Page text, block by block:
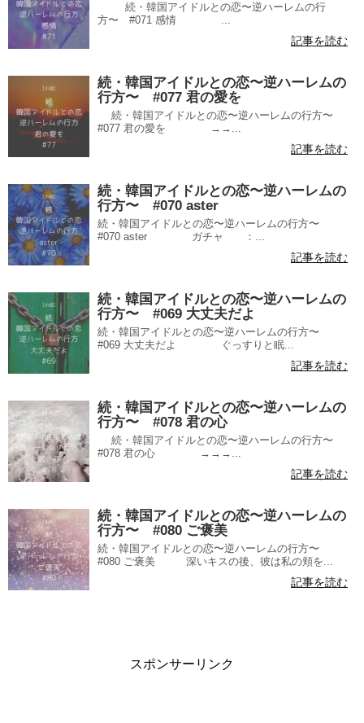
続・韓国アイドルとの恋〜逆ハーレムの行
方〜 #071 感情 ...
記事を読む
続・韓国アイドルとの恋〜逆ハーレムの
行方〜 #077 君の愛を
続・韓国アイドルとの恋〜逆ハーレムの行方〜
#077 君の愛を →→...
記事を読む
続・韓国アイドルとの恋〜逆ハーレムの
行方〜 #070 aster
続・韓国アイドルとの恋〜逆ハーレムの行方〜
#070 aster ガチャ ：...
記事を読む
続・韓国アイドルとの恋〜逆ハーレムの
行方〜 #069 大丈夫だよ
続・韓国アイドルとの恋〜逆ハーレムの行方〜
#069 大丈夫だよ ぐっすりと眠...
記事を読む
続・韓国アイドルとの恋〜逆ハーレムの
行方〜 #078 君の心
続・韓国アイドルとの恋〜逆ハーレムの行方〜
#078 君の心 →→→...
記事を読む
続・韓国アイドルとの恋〜逆ハーレムの
行方〜 #080 ご褒美
続・韓国アイドルとの恋〜逆ハーレムの行方〜
#080 ご褒美 深いキスの後、彼は私の頬を...
記事を読む
スポンサーリンク